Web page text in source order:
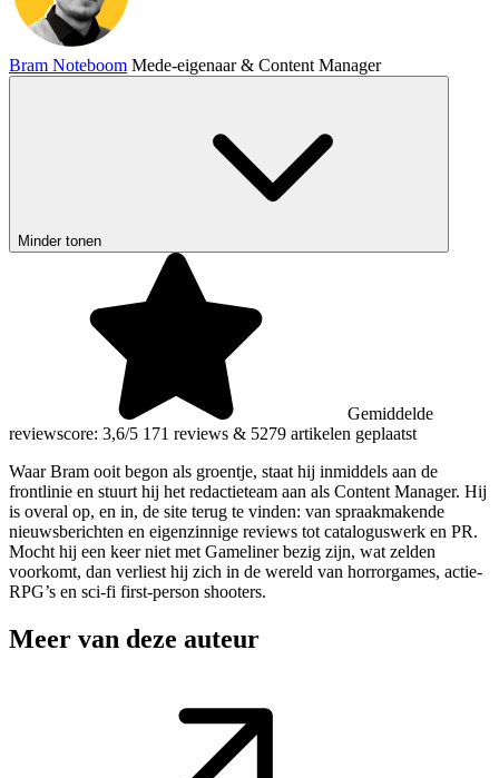
Bram Noteboom Mede-eigenaar & Content Manager
Minder tonen
Gemiddelde
reviewscore: 3,6/5 171 reviews & 5279 artikelen geplaatst
Waar Bram ooit begon als groentje, staat hij inmiddels aan de
frontlinie en stuurt hij het redactieteam aan als Content Manager. Hij
is overal op, en in, de site terug te vinden: van spraakmakende
nieuwsberichten en eigenzinnige reviews tot cataloguswerk en PR.
Mocht hij een keer niet met Gameliner bezig zijn, wat zelden
voorkomt, dan verliest hij zich in de wereld van horrorgames, actie-
RPG’s en sci-fi first-person shooters.
Meer van deze auteur